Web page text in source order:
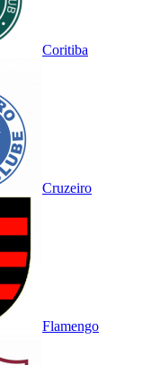
Coritiba
Cruzeiro
Flamengo